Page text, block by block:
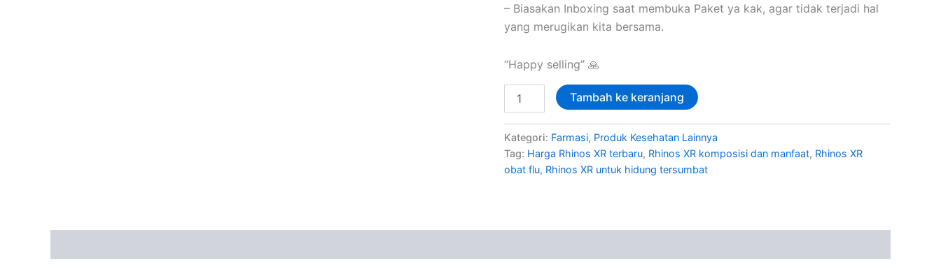
– Biasakan Inboxing saat membuka Paket ya kak, agar tidak terjadi hal
yang merugikan kita bersama.
“Happy selling” 🙏
Tambah ke keranjang
Kategori: Farmasi, Produk Kesehatan Lainnya
Tag: Harga Rhinos XR terbaru, Rhinos XR komposisi dan manfaat, Rhinos XR
obat flu, Rhinos XR untuk hidung tersumbat